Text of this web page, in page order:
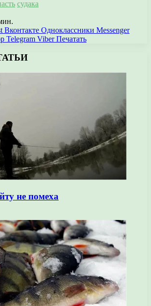
судака
Вконтакте Одноклассники Messenger
Telegram Viber Печатать
не помеха